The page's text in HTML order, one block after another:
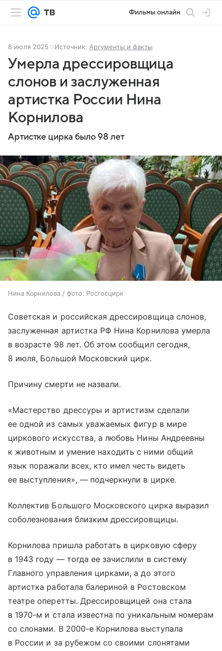
Фильмы онлайн
8 июля 2025 Источник: Аргументы и факты
Умерла дрессировщица
слонов и заслуженная
артистка России Нина
Корнилова
Артистке цирка было 98 лет
Нина Корнилова / фото: Росгосцирк
Советская и российская дрессировщица слонов,
заслуженная артистка РФ Нина Корнилова умерла
в возрасте 98 лет. Об этом сообщил сегодня,
8 июля, Большой Московский цирк.
Причину смерти не назвали.
«Мастерство дрессуры и артистизм сделали
ее одной из самых уважаемых фигур в мире
циркового искусства, а любовь Нины Андреевны
к животным и умение находить с ними общий
язык поражали всех, кто имел честь видеть
ее выступления», — подчеркнули в цирке.
Коллектив Большого Московского цирка выразил
соболезнования близким дрессировщицы.
Корнилова пришла работать в цирковую сферу
в 1943 году — тогда ее зачислили в систему
Главного управления цирками, а до этого
артистка работала балериной в Ростовском
театре оперетты. Дрессировщицей она стала
в 1970-м и стала известна по уникальным номерам
со слонами. В 2000-е Корнилова выступала
в России и за рубежом со своими слонятами